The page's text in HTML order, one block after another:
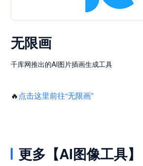
无限画
千库网推出的AI图片插画生成工具
🔥 点击这里前往“无限画”
更多【AI图像工具】